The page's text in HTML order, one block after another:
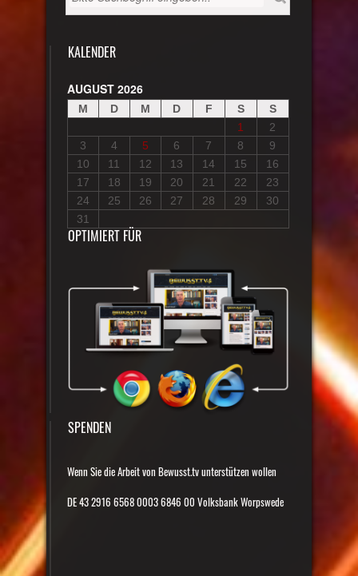
KALENDER
AUGUST 2026
M D M D F S
S
1
2
3
4 5 6 7 8
9
10
11 12 13 14 15
16
17
18 19 20 21 22
23
24
25 26 27 28 29
30
31
OPTIMIERT FÜR
SPENDEN
Wenn Sie die Arbeit von Bewusst.tv unterstützen wollen
DE 43 2916 6568 0003 6846 00 Volksbank Worpswede